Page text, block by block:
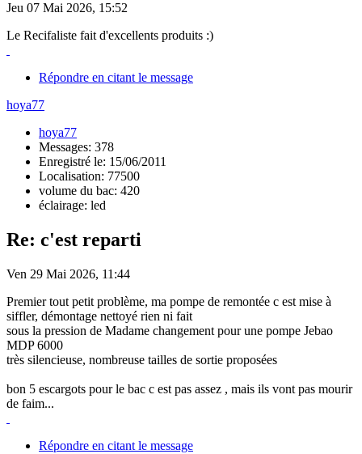
Jeu 07 Mai 2026, 15:52
Le Recifaliste fait d'excellents produits :)
Répondre en citant le message
hoya77
hoya77
Messages: 378
Enregistré le: 15/06/2011
Localisation: 77500
volume du bac: 420
éclairage: led
Re: c'est reparti
Ven 29 Mai 2026, 11:44
Premier tout petit problème, ma pompe de remontée c est mise à
siffler, démontage nettoyé rien ni fait
sous la pression de Madame changement pour une pompe Jebao
MDP 6000
très silencieuse, nombreuse tailles de sortie proposées
bon 5 escargots pour le bac c est pas assez , mais ils vont pas mourir
de faim...
Répondre en citant le message